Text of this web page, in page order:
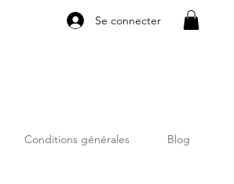
Se connecter
Conditions générales Blog